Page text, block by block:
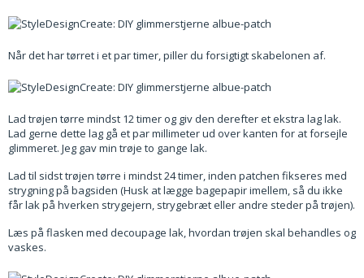
Når det har tørret i et par timer, piller du forsigtigt skabelonen af.
Lad trøjen tørre mindst 12 timer og giv den derefter et ekstra lag lak.
Lad gerne dette lag gå et par millimeter ud over kanten for at forsejle
glimmeret. Jeg gav min trøje to gange lak.
Lad til sidst trøjen tørre i mindst 24 timer, inden patchen fikseres med
strygning på bagsiden (Husk at lægge bagepapir imellem, så du ikke
får lak på hverken strygejern, strygebræt eller andre steder på trøjen).
Læs på flasken med decoupage lak, hvordan trøjen skal behandles og
vaskes.